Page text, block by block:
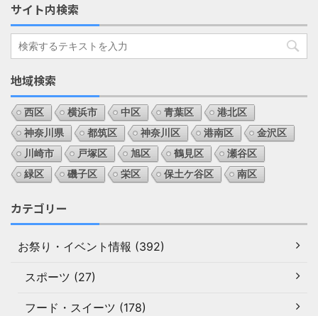
サイト内検索
地域検索
西区 横浜市 中区 青葉区
港北区
神奈川県
都筑区 神奈川区 港南区
金沢区
川崎市
戸塚区 旭区 鶴見区
瀬谷区
緑区
磯子区 栄区 保土ケ谷区 南区
カテゴリー
お祭り・イベント情報 (392)
スポーツ (27)
フード・スイーツ (178)